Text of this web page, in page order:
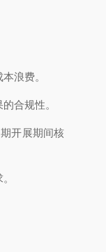
浪费。
合规性。
开展期间核